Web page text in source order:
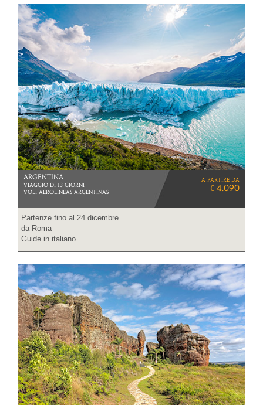
ARGENTINA
VIAGGIO DI 13 GIORNI
VOLI AEROLINEAS ARGENTINAS
a partire da
€ 4.090
Partenze fino al 24 dicembre
da Roma
Guide in italiano